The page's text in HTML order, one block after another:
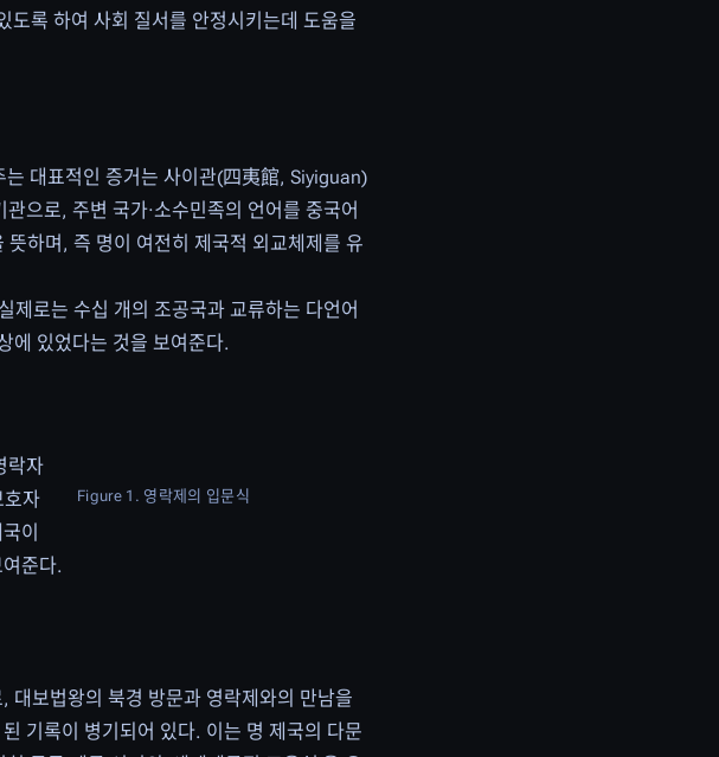
록 하여 사회 질서를 안정시키는데 도움을
는 대표적인 증거는 사이관(四夷館, Siyiguan)
으로, 주변 국가·소수민족의 언어를 중국어
하며, 즉 명이 여전히 제국적 외교체제를 유
제로는 수십 개의 조공국과 교류하는 다언어
에 있었다는 것을 보여준다.
Figure 1. 영락제의 입문식
락자
호자
이
준다.
보법왕의 북경 방문과 영락제와의 만남을
기록이 병기되어 있다. 이는 명 제국의 다문